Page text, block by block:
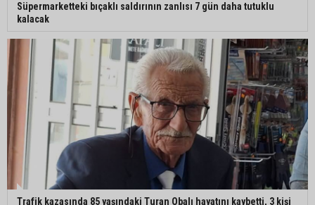
Süpermarketteki bıçaklı saldırının zanlısı 7 gün daha tutuklu
kalacak
Trafik kazasında 85 yaşındaki Turan Obalı hayatını kaybetti, 3 kişi